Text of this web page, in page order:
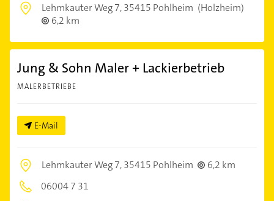
Lehmkauter Weg 7,35415 Pohlheim (Holzheim)
6,2 km
Jung & Sohn Maler + Lackierbetrieb
MALERBETRIEBE
E-Mail
Lehmkauter Weg 7,35415 Pohlheim
6,2 km
06004 7 31